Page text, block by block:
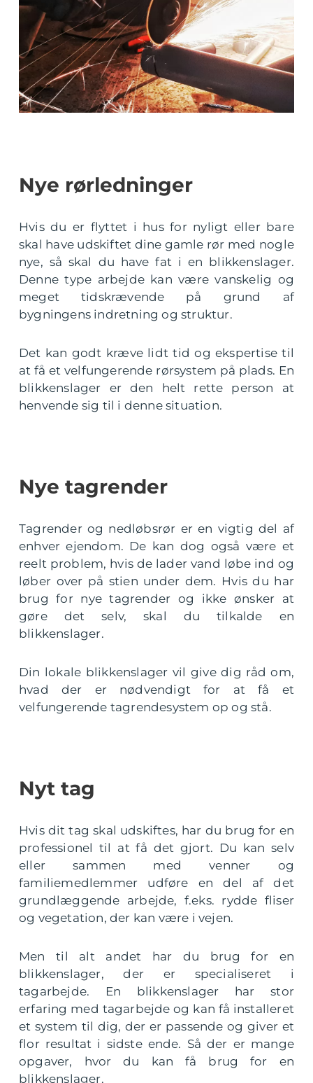
Nye rørledninger
Hvis du er flyttet i hus for nyligt eller bare
skal have udskiftet dine gamle rør med nogle
nye, så skal du have fat i en blikkenslager.
Denne type arbejde kan være vanskelig og
meget tidskrævende på grund af
bygningens indretning og struktur.
Det kan godt kræve lidt tid og ekspertise til
at få et velfungerende rørsystem på plads. En
blikkenslager er den helt rette person at
henvende sig til i denne situation.
Nye tagrender
Tagrender og nedløbsrør er en vigtig del af
enhver ejendom. De kan dog også være et
reelt problem, hvis de lader vand løbe ind og
løber over på stien under dem. Hvis du har
brug for nye tagrender og ikke ønsker at
gøre det selv, skal du tilkalde en
blikkenslager.
Din lokale blikkenslager vil give dig råd om,
hvad der er nødvendigt for at få et
velfungerende tagrendesystem op og stå.
Nyt tag
Hvis dit tag skal udskiftes, har du brug for en
professionel til at få det gjort. Du kan selv
eller sammen med venner og
familiemedlemmer udføre en del af det
grundlæggende arbejde, f.eks. rydde fliser
og vegetation, der kan være i vejen.
Men til alt andet har du brug for en
blikkenslager, der er specialiseret i
tagarbejde. En blikkenslager har stor
erfaring med tagarbejde og kan få installeret
et system til dig, der er passende og giver et
flor resultat i sidste ende. Så der er mange
opgaver, hvor du kan få brug for en
blikkenslager.